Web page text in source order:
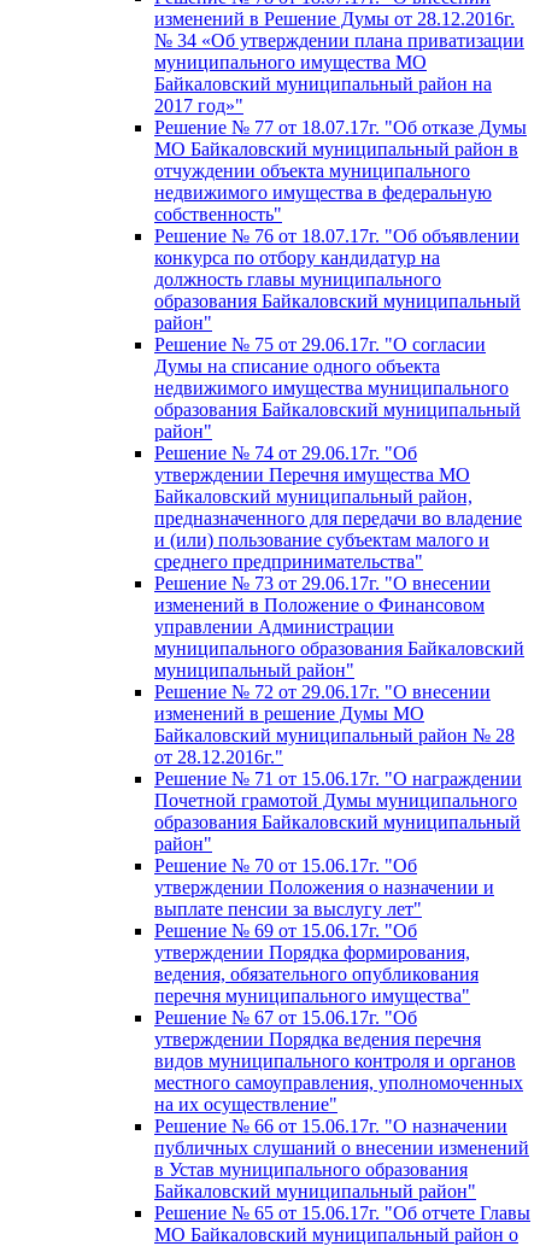
изменений в Решение Думы от 28.12.2016г.
№ 34 «Об утверждении плана приватизации
муниципального имущества МО
Байкаловский муниципальный район на
2017 год»"
Решение № 77 от 18.07.17г. "Об отказе Думы
МО Байкаловский муниципальный район в
отчуждении объекта муниципального
недвижимого имущества в федеральную
собственность"
Решение № 76 от 18.07.17г. "Об объявлении
конкурса по отбору кандидатур на
должность главы муниципального
образования Байкаловский муниципальный
район"
Решение № 75 от 29.06.17г. "О согласии
Думы на списание одного объекта
недвижимого имущества муниципального
образования Байкаловский муниципальный
район"
Решение № 74 от 29.06.17г. "Об
утверждении Перечня имущества МО
Байкаловский муниципальный район,
предназначенного для передачи во владение
и (или) пользование субъектам малого и
среднего предпринимательства"
Решение № 73 от 29.06.17г. "О внесении
изменений в Положение о Финансовом
управлении Администрации
муниципального образования Байкаловский
муниципальный район"
Решение № 72 от 29.06.17г. "О внесении
изменений в решение Думы МО
Байкаловский муниципальный район № 28
от 28.12.2016г."
Решение № 71 от 15.06.17г. "О награждении
Почетной грамотой Думы муниципального
образования Байкаловский муниципальный
район"
Решение № 70 от 15.06.17г. "Об
утверждении Положения о назначении и
выплате пенсии за выслугу лет"
Решение № 69 от 15.06.17г. "Об
утверждении Порядка формирования,
ведения, обязательного опубликования
перечня муниципального имущества"
Решение № 67 от 15.06.17г. "Об
утверждении Порядка ведения перечня
видов муниципального контроля и органов
местного самоуправления, уполномоченных
на их осуществление"
Решение № 66 от 15.06.17г. "О назначении
публичных слушаний о внесении изменений
в Устав муниципального образования
Байкаловский муниципальный район"
Решение № 65 от 15.06.17г. "Об отчете Главы
МО Байкаловский муниципальный район о